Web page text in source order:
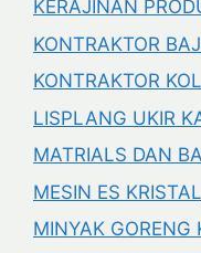
KERAJINAN
KONTRAKTOR
KONTRAKTOR
LISPLANG UKIR
MATRIALS DAN
MESIN ES KRISTAL
MINYAK GORENG